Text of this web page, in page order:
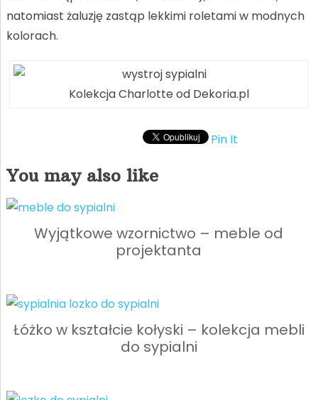
natomiast żaluzję zastąp lekkimi roletami w modnych
kolorach.
Kolekcja Charlotte od Dekoria.pl
Pin It
You may also like
Wyjątkowe wzornictwo – meble od
projektanta
Łóżko w kształcie kołyski – kolekcja mebli
do sypialni